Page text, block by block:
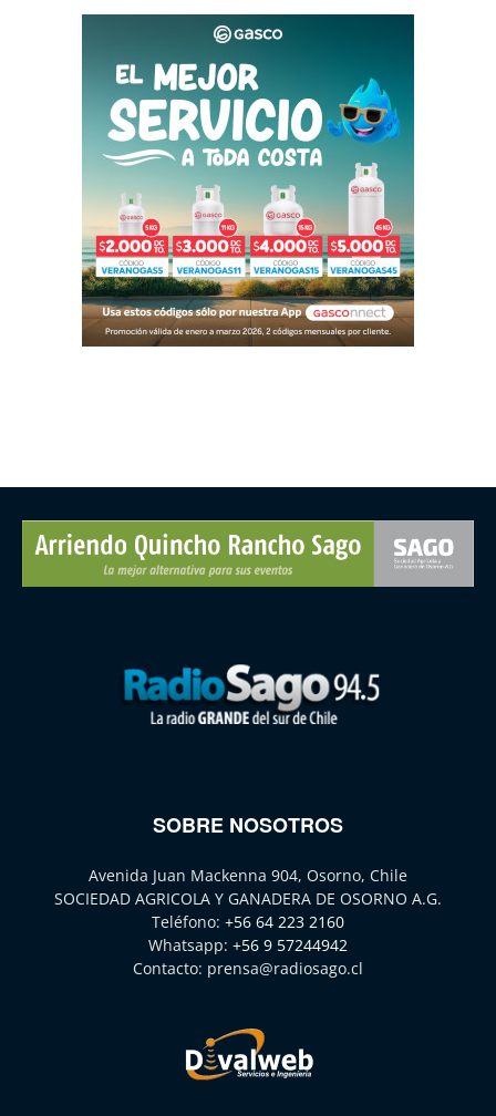
SOBRE NOSOTROS
Avenida Juan Mackenna 904, Osorno, Chile
SOCIEDAD AGRICOLA Y GANADERA DE OSORNO A.G.
Teléfono: +56 64 223 2160
Whatsapp: +56 9 57244942
Contacto: prensa@radiosago.cl